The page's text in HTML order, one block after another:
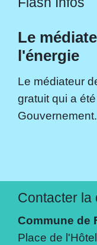
Le
l'énergie
Le médiateur
gratuit qui a
Contacter la
Commune de
Place de